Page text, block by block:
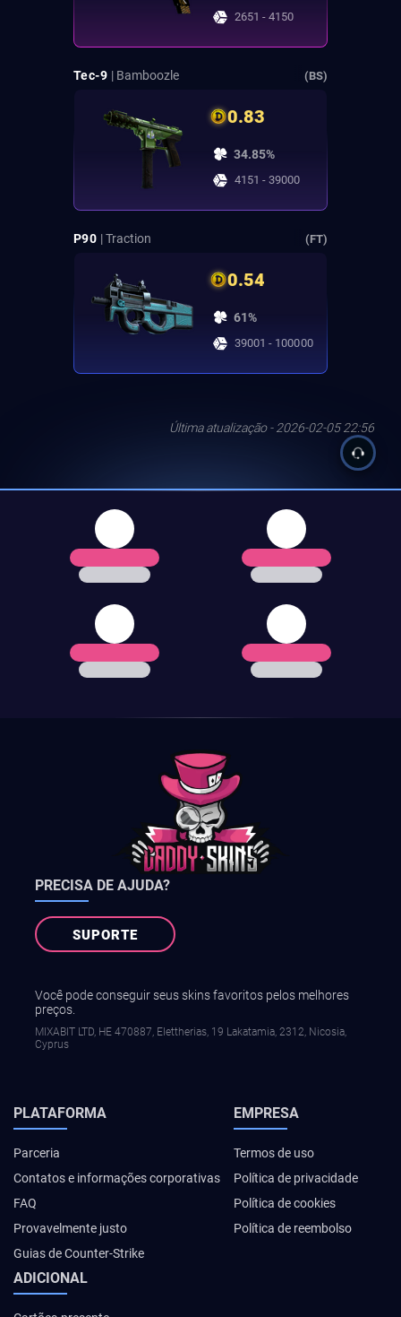
2651 - 4150
Tec-9 | Bamboozle (BS)
0.83
34.85%
4151 - 39000
P90 | Traction (FT)
0.54
61%
39001 - 100000
Última atualização - 2026-02-05 22:56
PRECISA DE AJUDA?
SUPORTE
Você pode conseguir seus skins favoritos pelos melhores
preços.
MIXABIT LTD, ΗΕ 470887, Elettherias, 19 Lakatamia, 2312, Nicosia,
Cyprus
PLATAFORMA
Parceria
Contatos e informações corporativas
FAQ
Provavelmente justo
Guias de Counter-Strike
EMPRESA
Termos de uso
Política de privacidade
Política de cookies
Política de reembolso
ADICIONAL